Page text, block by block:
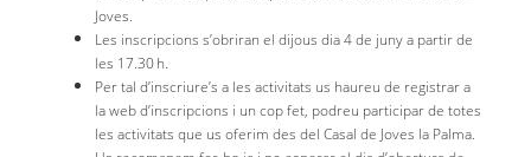
Joves.
Les inscripcions s’obriran el dijous dia 4 de juny a partir de
les 17.30 h.
Per tal d’inscriure’s a les activitats us haureu de registrar a
la web d’inscripcions i un cop fet, podreu participar de totes
les activitats que us oferim des del Casal de Joves la Palma.